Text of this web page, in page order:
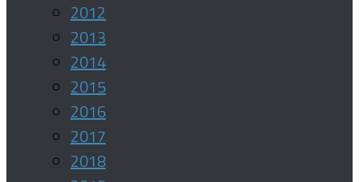
2012
2013
2014
2015
2016
2017
2018